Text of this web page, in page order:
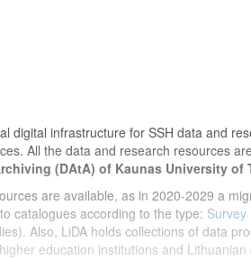
digital infrastructure for SSH data and
All the data and research resources
(DAtA) of Kaunas University of
are available, as in 2020-2029 a
catalogues according to the type: Survey
Also, LiDA holds collections of data
education institutions and